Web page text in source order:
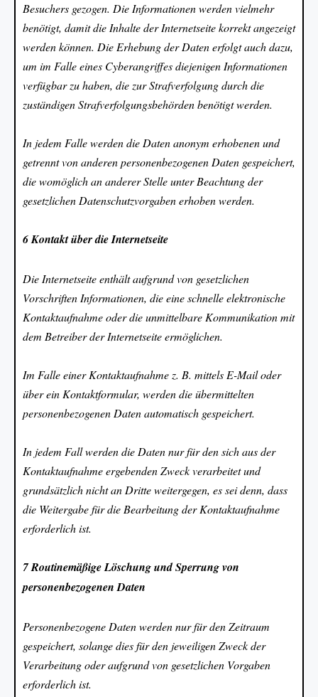
Besuchers gezogen. Die Informationen werden vielmehr
benötigt, damit die Inhalte der Internetseite korrekt angezeigt
werden können. Die Erhebung der Daten erfolgt auch dazu,
um im Falle eines Cyberangriffes diejenigen Informationen
verfügbar zu haben, die zur Strafverfolgung durch die
zuständigen Strafverfolgungsbehörden benötigt werden.
In jedem Falle werden die Daten anonym erhobenen und
getrennt von anderen personenbezogenen Daten gespeichert,
die womöglich an anderer Stelle unter Beachtung der
gesetzlichen Datenschutzvorgaben erhoben werden.
6 Kontakt über die Internetseite
Die Internetseite enthält aufgrund von gesetzlichen
Vorschriften Informationen, die eine schnelle elektronische
Kontaktaufnahme oder die unmittelbare Kommunikation mit
dem Betreiber der Internetseite ermöglichen.
Im Falle einer Kontaktaufnahme z. B. mittels E-Mail oder
über ein Kontaktformular, werden die übermittelten
personenbezogenen Daten automatisch gespeichert.
In jedem Fall werden die Daten nur für den sich aus der
Kontaktaufnahme ergebenden Zweck verarbeitet und
grundsätzlich nicht an Dritte weitergegen, es sei denn, dass
die Weitergabe für die Bearbeitung der Kontaktaufnahme
erforderlich ist.
7 Routinemäßige Löschung und Sperrung von
personenbezogenen Daten
Personenbezogene Daten werden nur für den Zeitraum
gespeichert, solange dies für den jeweiligen Zweck der
Verarbeitung oder aufgrund von gesetzlichen Vorgaben
erforderlich ist.